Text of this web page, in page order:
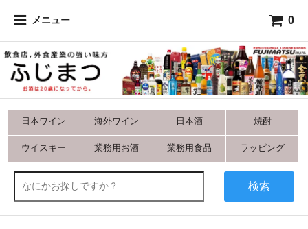
メニュー 0
日本ワイン 海外ワイン 日本酒 焼酎
ウイスキー 業務用お酒 業務用食品 ラッピング
検索